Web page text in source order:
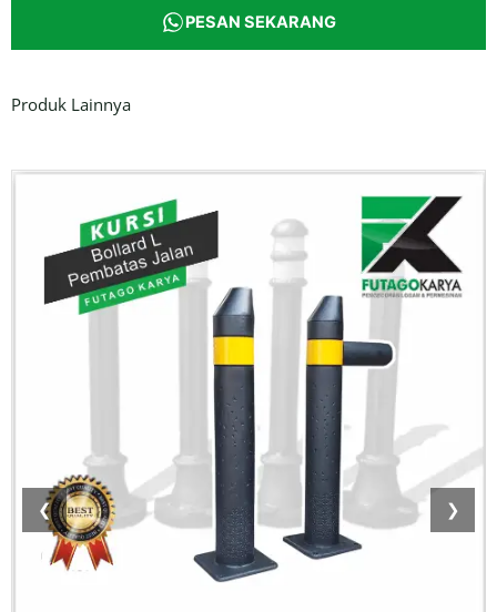
PESAN SEKARANG
Produk Lainnya
❮ ❯